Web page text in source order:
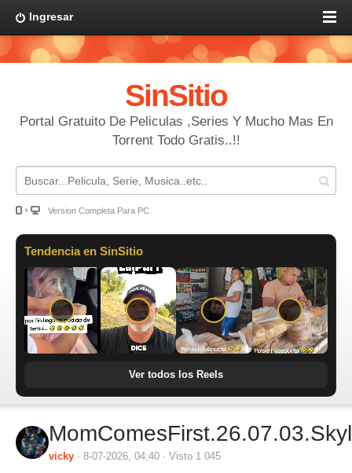
Ingresar
SinSitio
Portal Gratuito De Peliculas ,Series Y Mucho Mas En
Torrent Todo Gratis..!!
Version Completa Para PC
Tendencia en SinSitio
Ver todos los Reels
vicky · 8-07-2026, 04:40 · Visto 1 045